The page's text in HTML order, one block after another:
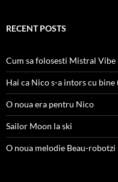
RECENT POSTS
Cum sa folosesti Mistral Vibe
Hai ca Nico s-a intors cu
O noua era pentru Nico
Sailor Moon la ski
O noua melodie Beau-robotzi